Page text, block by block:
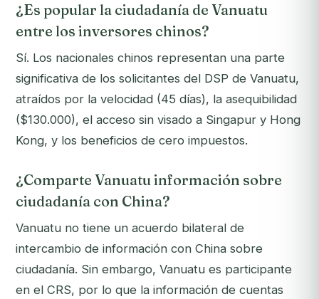
¿Es popular la ciudadanía de Vanuatu
entre los inversores chinos?
Sí. Los nacionales chinos representan una parte
significativa de los solicitantes del DSP de Vanuatu,
atraídos por la velocidad (45 días), la asequibilidad
($130.000), el acceso sin visado a Singapur y Hong
Kong, y los beneficios de cero impuestos.
¿Comparte Vanuatu información sobre
ciudadanía con China?
Vanuatu no tiene un acuerdo bilateral de
intercambio de información con China sobre
ciudadanía. Sin embargo, Vanuatu es participante
en el CRS, por lo que la información de cuentas